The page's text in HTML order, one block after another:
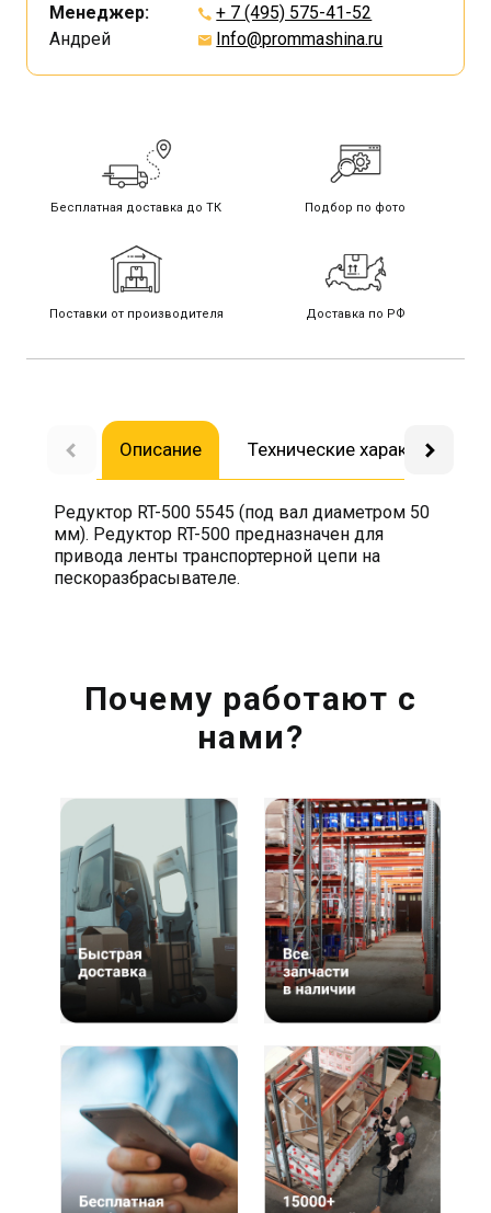
Менеджер:
Андрей
+ 7 (495) 575-41-52
Info@prommashina.ru
Бесплатная доставка до ТК Подбор по фото
Поставки от производителя Доставка по РФ
Описание Технические
Редуктор RT-500 5545 (под вал диаметром 50
мм). Редуктор RT-500 предназначен для
привода ленты транспортерной цепи на
пескоразбрасывателе.
Почему работают с
нами?